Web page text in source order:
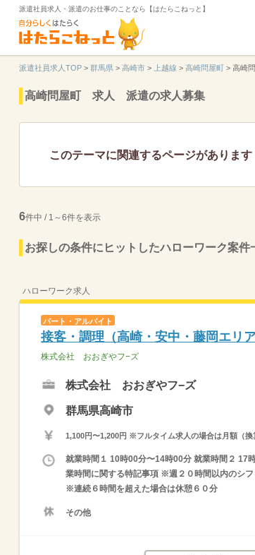
派遣社員求人・派遣のお仕事のことなら【はたらこねっと】
派遣社員求人TOP > 群馬県 > 高崎市 > 上越線 > 高崎問屋町 > 高崎
高崎問屋町 求人 派遣の求人募集
このテーマに関連するページがあります
6件中 / 1～6件を表示
お探しの条件にヒットしたハローワーク案件
ハローワーク求人
パート・アルバイト
接客・調理（高崎・安中・藤岡エリア
株式会社 おおぎやフ−ズ
株式会社 おおぎやフ−ズ
群馬県高崎市
1,100円〜1,200円 ※フルタイム求人の場合は月額（
就業時間１ 10時00分〜14時00分 就業時間２ 17
業時間に関する特記事項 ※週２０時間以内のシ
※連続６時間を超えた場合は休憩６０分
その他